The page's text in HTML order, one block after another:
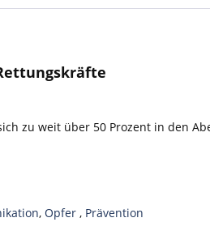
zu weit über 50 Prozent in den
, Opfer , Prävention